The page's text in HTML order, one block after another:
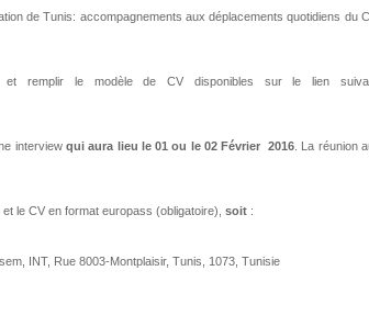
de Tunis: accompagnements aux déplacements quotidiens du
et remplir le modèle de CV disponibles sur le lien
interview qui aura lieu le 01 ou le 02 Février 2016 . La réunion
et le CV en format europass (obligatoire), soit :
INT, Rue 8003-Montplaisir, Tunis, 1073, Tunisie